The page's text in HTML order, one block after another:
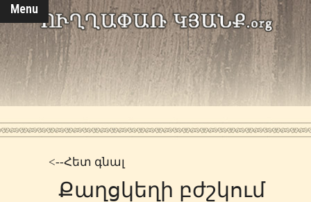
Menu
<--Հետ գնալ
Քաղցկեղի բժշկում